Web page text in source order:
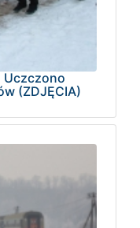
Uczczono
(ZDJĘCIA)